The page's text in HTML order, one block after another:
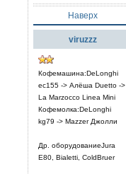
Наверх
viruzzz
Кофемашина:DeLonghi
ec155 -> Алёша Duetto ->
La Marzocco Linea Mini
Кофемолка:DeLonghi
kg79 -> Mazzer Джолли
Др. оборудованиеJura
E80, Bialetti, ColdBruer